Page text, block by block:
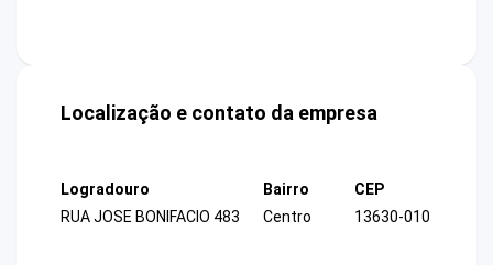
Localização e contato da empresa
Logradouro
RUA JOSE BONIFACIO 483
Bairro
Centro
CEP
13630-010